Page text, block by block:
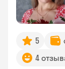
5
4